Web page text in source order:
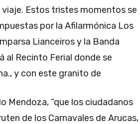
Estos tristes momentos se
por la Afilarmónica Los
Lianceiros y la Banda
al Recinto Ferial donde se
y con este granito de
Mendoza, “que los ciudadanos
de los Carnavales de Arucas,